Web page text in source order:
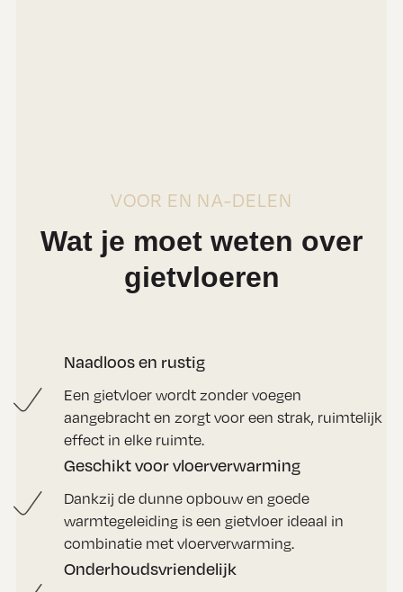
VOOR EN NA-DELEN
Wat je moet weten over
gietvloeren
Naadloos en rustig
Een gietvloer wordt zonder voegen
aangebracht en zorgt voor een strak, ruimtelijk
effect in elke ruimte.
Geschikt voor vloerverwarming
Dankzij de dunne opbouw en goede
warmtegeleiding is een gietvloer ideaal in
combinatie met vloerverwarming.
Onderhoudsvriendelijk